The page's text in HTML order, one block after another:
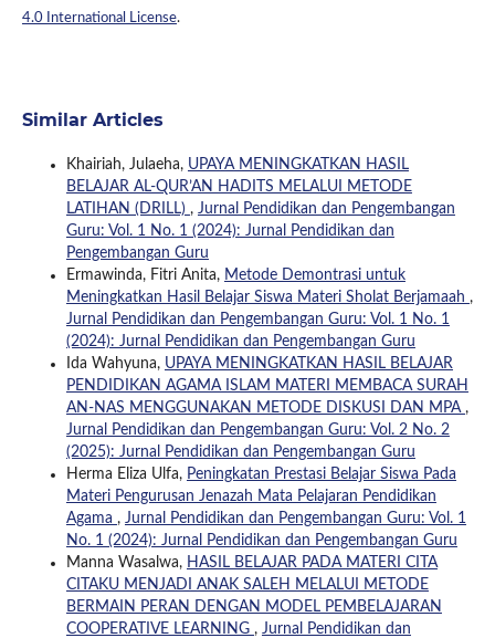
4.0 International License.
Similar Articles
Khairiah, Julaeha, UPAYA MENINGKATKAN HASIL
BELAJAR AL-QUR’AN HADITS MELALUI METODE
LATIHAN (DRILL) , Jurnal Pendidikan dan Pengembangan
Guru: Vol. 1 No. 1 (2024): Jurnal Pendidikan dan
Pengembangan Guru
Ermawinda, Fitri Anita, Metode Demontrasi untuk
Meningkatkan Hasil Belajar Siswa Materi Sholat Berjamaah ,
Jurnal Pendidikan dan Pengembangan Guru: Vol. 1 No. 1
(2024): Jurnal Pendidikan dan Pengembangan Guru
Ida Wahyuna, UPAYA MENINGKATKAN HASIL BELAJAR
PENDIDIKAN AGAMA ISLAM MATERI MEMBACA SURAH
AN-NAS MENGGUNAKAN METODE DISKUSI DAN MPA ,
Jurnal Pendidikan dan Pengembangan Guru: Vol. 2 No. 2
(2025): Jurnal Pendidikan dan Pengembangan Guru
Herma Eliza Ulfa, Peningkatan Prestasi Belajar Siswa Pada
Materi Pengurusan Jenazah Mata Pelajaran Pendidikan
Agama , Jurnal Pendidikan dan Pengembangan Guru: Vol. 1
No. 1 (2024): Jurnal Pendidikan dan Pengembangan Guru
Manna Wasalwa, HASIL BELAJAR PADA MATERI CITA
CITAKU MENJADI ANAK SALEH MELALUI METODE
BERMAIN PERAN DENGAN MODEL PEMBELAJARAN
COOPERATIVE LEARNING , Jurnal Pendidikan dan